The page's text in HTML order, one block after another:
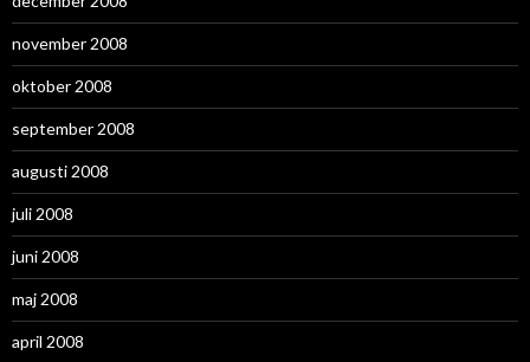
november 2008
oktober 2008
september 2008
augusti 2008
juli 2008
juni 2008
maj 2008
april 2008